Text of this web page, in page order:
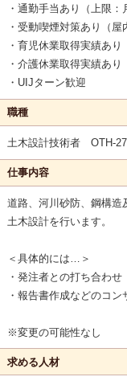
・通勤手当あり（上限：
・受動喫煙対策あり（屋
・育児休業取得実績あり
・介護休業取得実績あり
・UIJターン歓迎
職種
土木設計技術者 OTH-
仕事内容
道路、河川砂防、鋼構造
土木設計を行います。
＜具体的には…＞
・発注者との打ち合わせ
・報告書作成などのコ
※変更の可能性なし
求める人材